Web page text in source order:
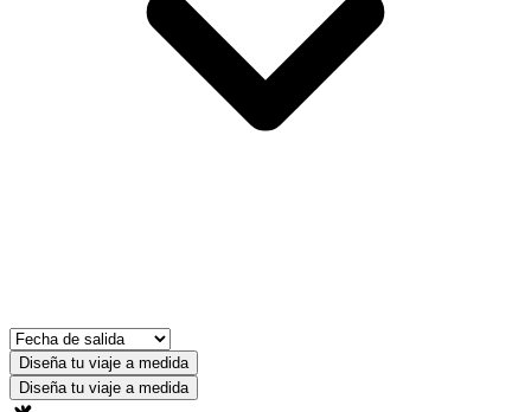
Diseña tu viaje a medida
Diseña tu viaje a medida